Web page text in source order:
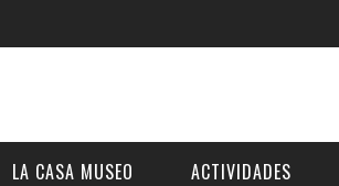
LA CASA MUSEO ACTIVIDADES